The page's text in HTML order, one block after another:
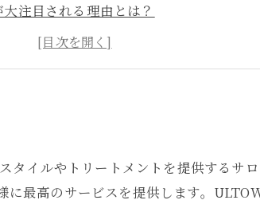
注目される理由とは？
絶対に知っておきたい使い方
る最高級のヘアケア体験
イルやトリートメントを提供するサ
最高のサービスを提供します。